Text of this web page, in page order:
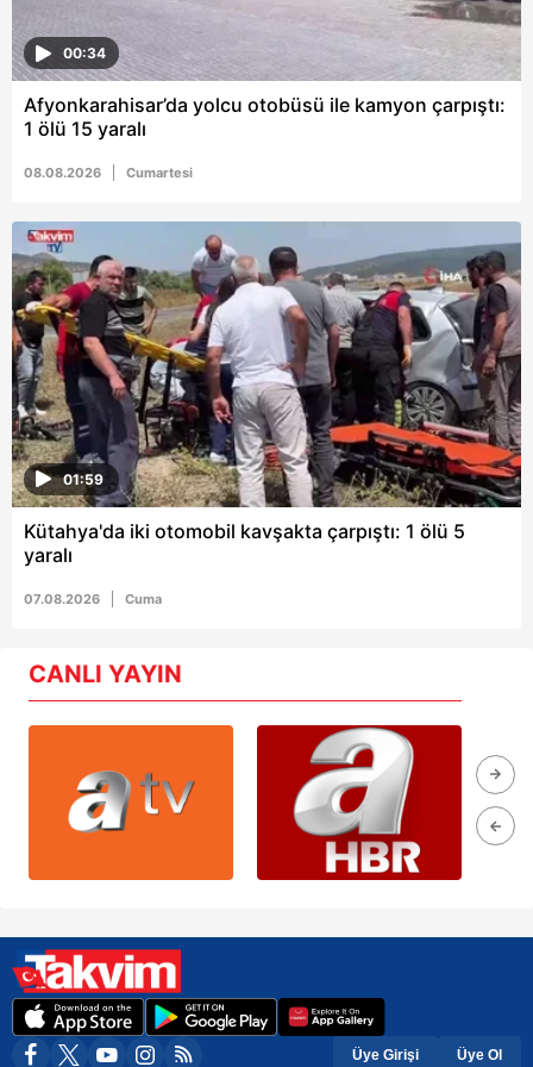
00:34
Afyonkarahisar’da yolcu otobüsü ile kamyon çarpıştı:
1 ölü 15 yaralı
08.08.2026 Cumartesi
01:59
Kütahya'da iki otomobil kavşakta çarpıştı: 1 ölü 5
yaralı
07.08.2026 Cuma
CANLI YAYIN
Üye Girişi Üye Ol